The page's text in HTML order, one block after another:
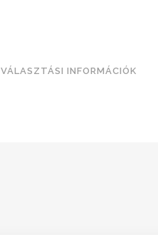
VÁLASZTÁSI INFORMÁCIÓK